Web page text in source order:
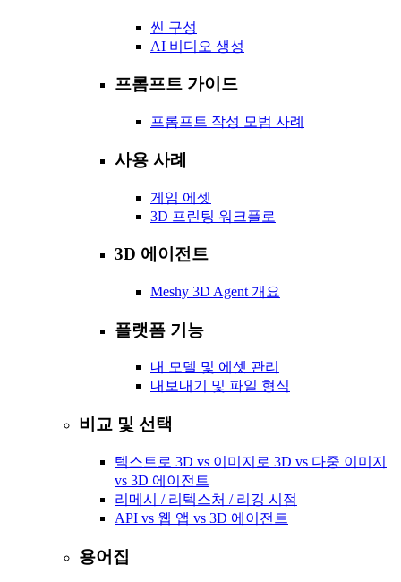
씬 구성
AI 비디오 생성
프롬프트 가이드
프롬프트 작성 모범 사례
사용 사례
게임 에셋
3D 프린팅 워크플로
3D 에이전트
Meshy 3D Agent 개요
플랫폼 기능
내 모델 및 에셋 관리
내보내기 및 파일 형식
비교 및 선택
텍스트로 3D vs 이미지로 3D vs 다중 이미지
vs 3D 에이전트
리메시 / 리텍스처 / 리깅 시점
API vs 웹 앱 vs 3D 에이전트
용어집